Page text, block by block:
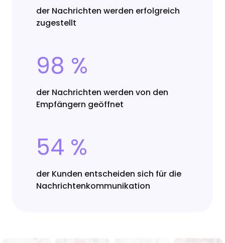
der Nachrichten werden erfolgreich
zugestellt
98 %
der Nachrichten werden von den
Empfängern geöffnet
54 %
der Kunden entscheiden sich für die
Nachrichtenkommunikation